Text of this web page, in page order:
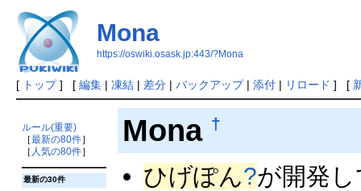
Mona
https://oswiki.osask.jp:443/?Mona
[ トップ] [ 編集| 凍結| 差分| バックアップ| 添付| リロード ] [
ルール(重要)
［最新の80件］
［ 人気の80件］
最新の30件
Mona †
ひげぽん?が開発